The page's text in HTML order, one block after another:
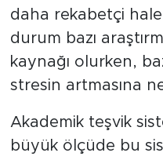
daha rekabetçi
durum bazı
kaynağı olurken,
stresin artmasına
Akademik teşvik
büyük ölçüde bu